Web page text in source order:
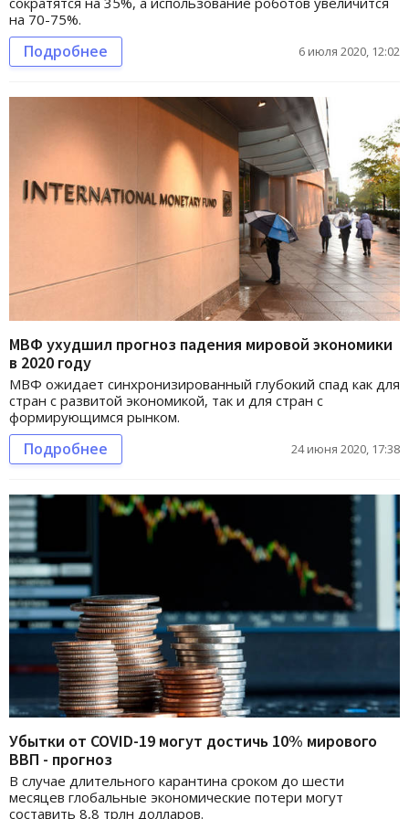
на 70-75%.
Подробнее 6 июля 2020, 12:02
МВФ ухудшил прогноз падения мировой экономики
в 2020 году
МВФ ожидает синхронизированный глубокий спад как для
стран с развитой экономикой, так и для стран с
формирующимся рынком.
Подробнее 24 июня 2020, 17:38
Убытки от COVID-19 могут достичь 10% мирового
ВВП - прогноз
В случае длительного карантина сроком до шести
месяцев глобальные экономические потери могут
составить 8,8 трлн долларов.